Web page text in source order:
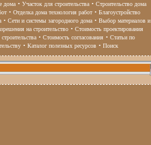
дома • Участок для строительства • Строительство дома
• Отделка дома технология работ • Благоустройство
• Сети и системы загородного дома • Выбор материалов и
на строительство • Стоимость проектирования
• Стоимость согласования • Статьи по
• Каталог полезных ресурсов • Поиск